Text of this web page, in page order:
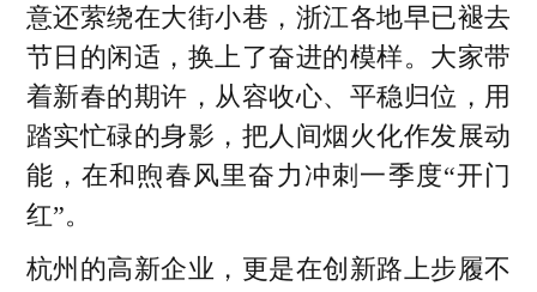
精密机械
智能叉车 远洋渔业
01 浙江各地在元宵节后迅速复工复产，全力
冲刺一季度“开门红”，展现经济发展的强劲
势头
02
多地企业实现满产满销，订单已排至2028
步迈进
意还萦绕在大街小巷，浙江各地早已褪去
节日的闲适，换上了奋进的模样。大家带
着新春的期许，从容收心、平稳归位，用
踏实忙碌的身影，把人间烟火化作发展动
能，在和煦春风里奋力冲刺一季度“开门
红”。
杭州的高新企业，更是在创新路上步履不